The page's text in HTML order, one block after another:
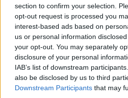
section to confirm your selection.
opt-out request is processed you
interest-based ads based on
us or personal information
your opt-out. You may separately
disclosure of your personal
IAB’s list of downstream
also be disclosed by us to third
Downstream Participants that may
A kockás inges
Holokausztfilm-e a